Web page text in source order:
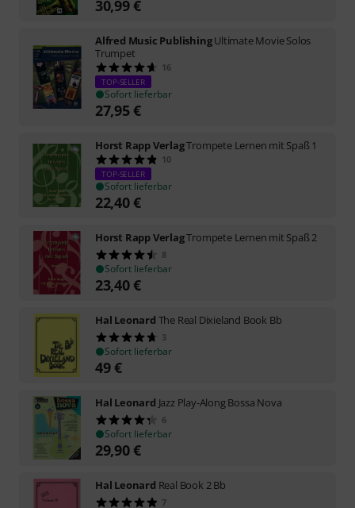
30,99€
Alfred Music PublishingUltimate Movie Solos
Trumpet
16
TOP-SELLER
Sofort lieferbar
27,95€
Horst Rapp VerlagTrompete Lernen mit Spaß 1
10
TOP-SELLER
Sofort lieferbar
22,40€
Horst Rapp VerlagTrompete Lernen mit Spaß 2
8
Sofort lieferbar
23,40€
Hal Leonard The Real Dixieland Book Bb
3
Sofort lieferbar
49€
Hal Leonard Jazz Play-Along Bossa Nova
6
Sofort lieferbar
29,90€
Hal Leonard Real Book 2 Bb
7